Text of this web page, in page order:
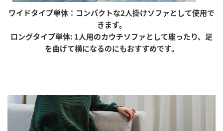
ワイドタイプ単体：コンパクトな2人掛けソファとして使用で
きます。
ロングタイプ単体: 1人用のカウチソファとして座ったり、足
を曲げて横になるのにもおすすめです。